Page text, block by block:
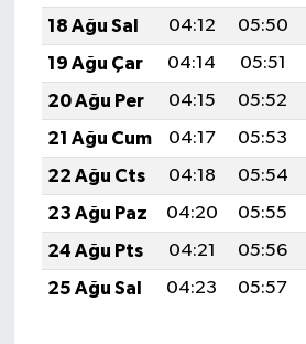
18 Ağu Sal
04:12 05:50
19 Ağu Çar
04:14 05:51
20 Ağu Per
04:15 05:52
21 Ağu Cum
04:17 05:53
22 Ağu Cts
04:18 05:54
23 Ağu Paz
04:20 05:55
24 Ağu Pts
04:21 05:56
25 Ağu Sal
04:23 05:57